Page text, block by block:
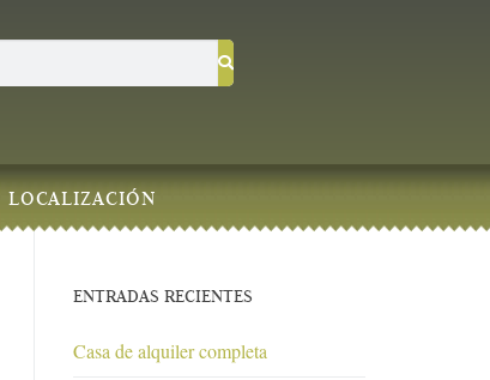
LOCALIZACIÓN
ENTRADAS RECIENTES
Casa de alquiler completa